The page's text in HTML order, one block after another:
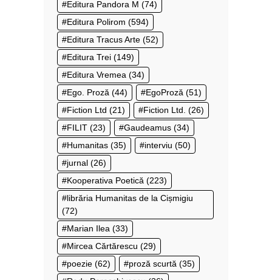
Editura Pandora M (74)
Editura Polirom (594)
Editura Tracus Arte (52)
Editura Trei (149)
Editura Vremea (34)
Ego. Proză (44) EgoProză (51)
Fiction Ltd (21) Fiction Ltd. (26)
FILIT (23) Gaudeamus (34)
Humanitas (35) interviu (50)
jurnal (26)
Kooperativa Poetică (223)
librăria Humanitas de la Cișmigiu
(72)
Marian Ilea (33)
Mircea Cărtărescu (29)
poezie (62) proză scurtă (35)